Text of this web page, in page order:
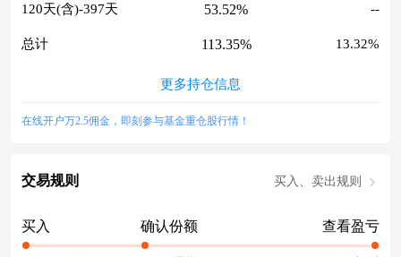
120天(含)-397天 53.52% --
总计 113.35% 13.32%
更多持仓信息
在线开户万2.5佣金，即刻参与基金重仓股行情！
交易规则 买入、卖出规则
买入 确认份额 查看盈亏